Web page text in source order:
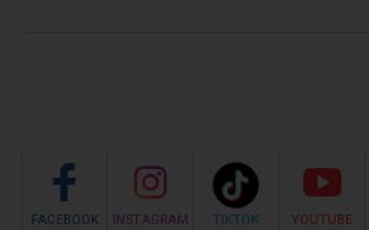
FACEBOOK INSTAGRAM TIKTOK YOUTUBE